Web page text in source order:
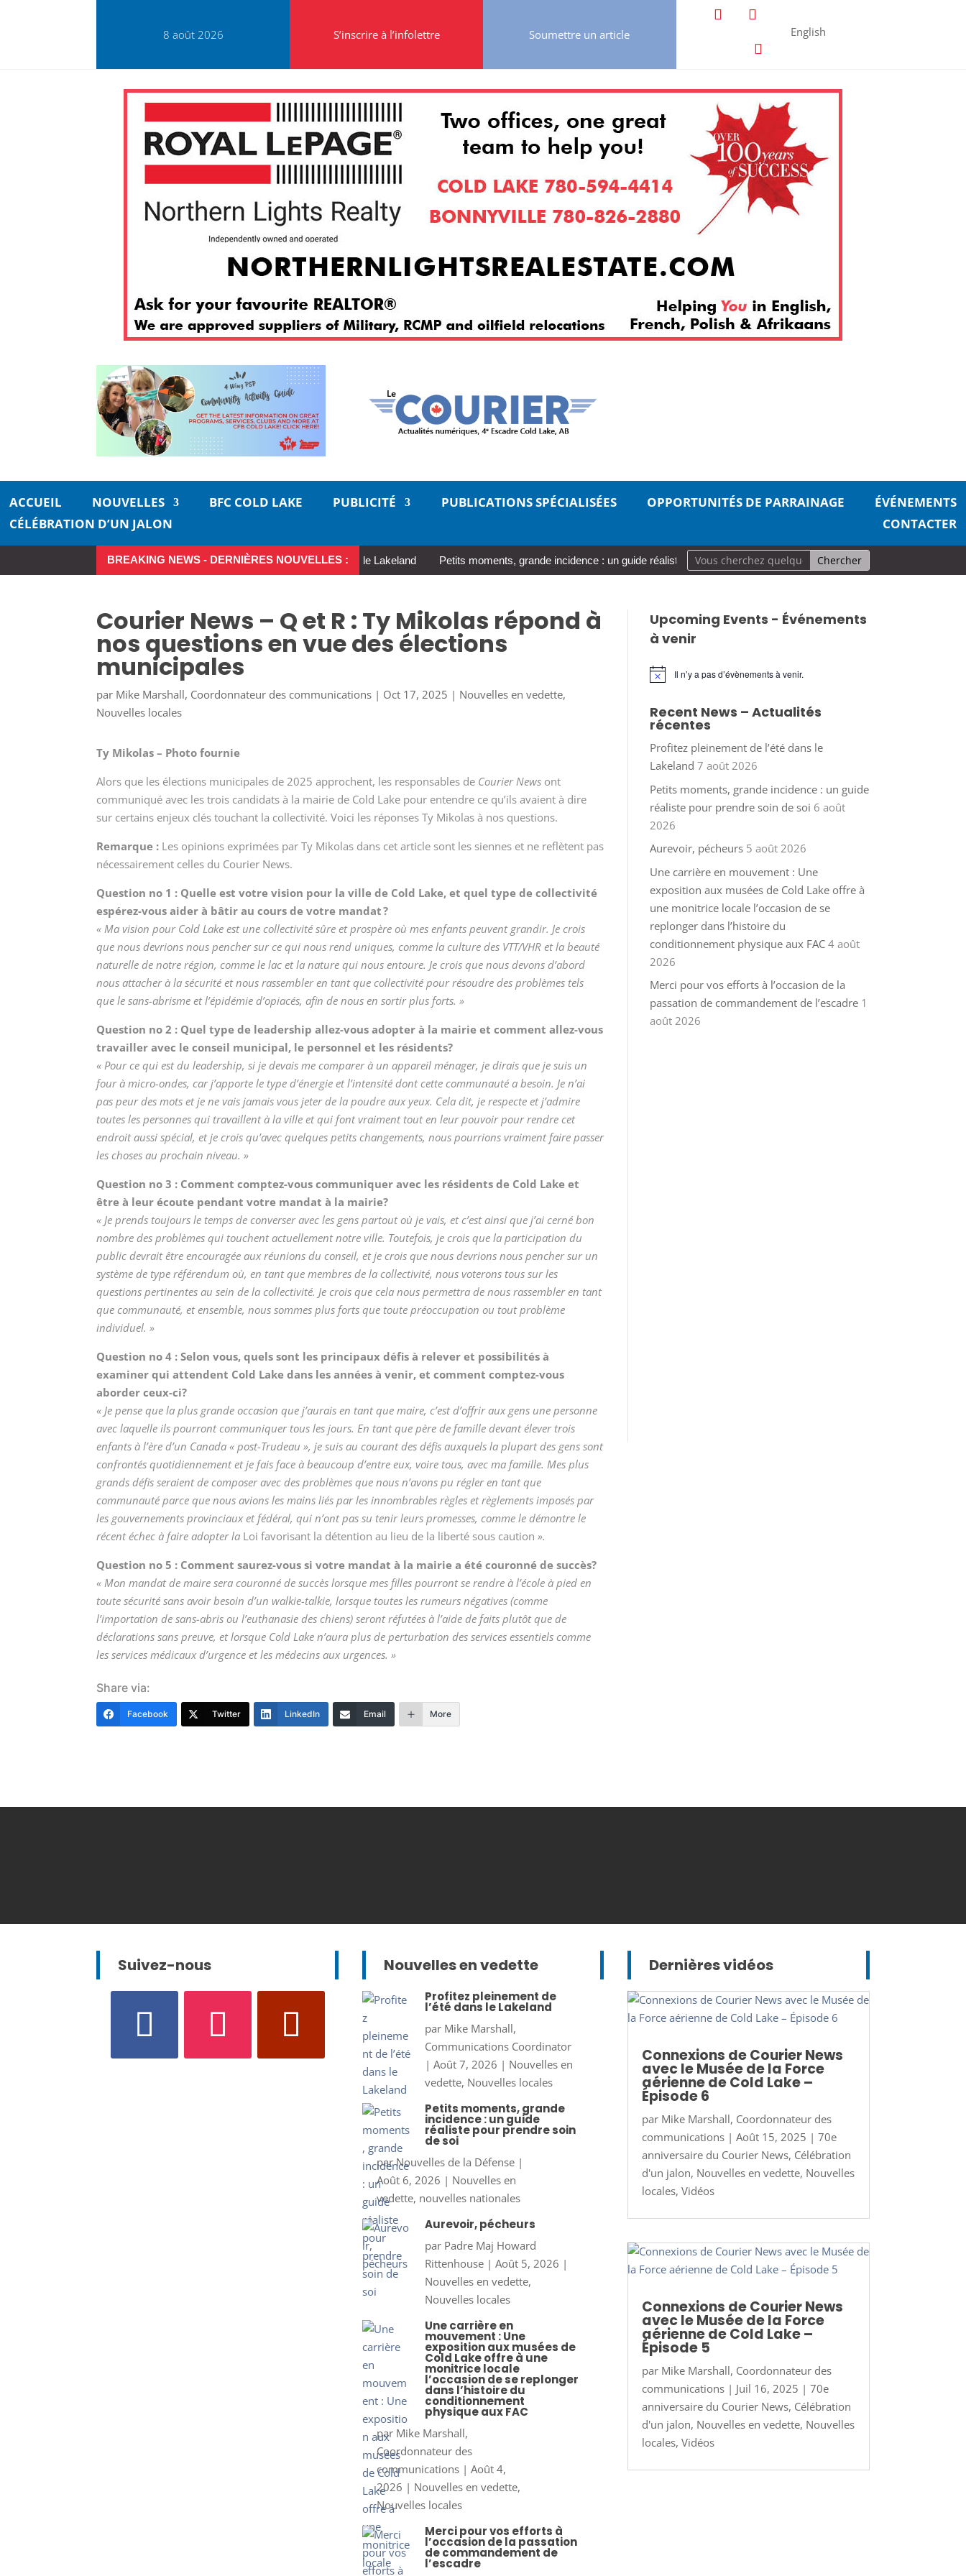
8 août 2026 S’inscrire à l’infolettre Soumettre un article English
ACCUEIL NOUVELLES BFC COLD LAKE PUBLICITÉ PUBLICATIONS SPÉCIALISÉES OPPORTUNITÉS DE PARRAINAGE
ÉVÉNEMENTS
CÉLÉBRATION D’UN JALON
CONTACTER
BREAKING NEWS - DERNIÈRES NOUVELLES :
Profitez pleinement de l’été dans le Lakeland Petits moments, grande incidence : un guide réaliste pour prendre soin de soi Aurevoir, pécheurs
Courier News – Q et R : Ty Mikolas répond à
nos questions en vue des élections
municipales
par Mike Marshall, Coordonnateur des communications | Oct 17, 2025 | Nouvelles en vedette,
Nouvelles locales
Ty Mikolas – Photo fournie
Alors que les élections municipales de 2025 approchent, les responsables de Courier News ont
communiqué avec les trois candidats à la mairie de Cold Lake pour entendre ce qu’ils avaient à dire
sur certains enjeux clés touchant la collectivité. Voici les réponses Ty Mikolas à nos questions.
Remarque : Les opinions exprimées par Ty Mikolas dans cet article sont les siennes et ne reflètent pas
nécessairement celles du Courier News.
Question no 1 : Quelle est votre vision pour la ville de Cold Lake, et quel type de collectivité
espérez-vous aider à bâtir au cours de votre mandat ?
« Ma vision pour Cold Lake est une collectivité sûre et prospère où mes enfants peuvent grandir. Je crois
que nous devrions nous pencher sur ce qui nous rend uniques, comme la culture des VTT/VHR et la beauté
naturelle de notre région, comme le lac et la nature qui nous entoure. Je crois que nous devons d’abord
nous attacher à la sécurité et nous rassembler en tant que collectivité pour résoudre des problèmes tels
que le sans-abrisme et l’épidémie d’opiacés, afin de nous en sortir plus forts. »
Question no 2 : Quel type de leadership allez-vous adopter à la mairie et comment allez-vous
travailler avec le conseil municipal, le personnel et les résidents?
« Pour ce qui est du leadership, si je devais me comparer à un appareil ménager, je dirais que je suis un
four à micro-ondes, car j’apporte le type d’énergie et l’intensité dont cette communauté a besoin. Je n’ai
pas peur des mots et je ne vais jamais vous jeter de la poudre aux yeux. Cela dit, je respecte et j’admire
toutes les personnes qui travaillent à la ville et qui font vraiment tout en leur pouvoir pour rendre cet
endroit aussi spécial, et je crois qu’avec quelques petits changements, nous pourrions vraiment faire passer
les choses au prochain niveau. »
Question no 3 : Comment comptez-vous communiquer avec les résidents de Cold Lake et
être à leur écoute pendant votre mandat à la mairie?
« Je prends toujours le temps de converser avec les gens partout où je vais, et c’est ainsi que j’ai cerné bon
nombre des problèmes qui touchent actuellement notre ville. Toutefois, je crois que la participation du
public devrait être encouragée aux réunions du conseil, et je crois que nous devrions nous pencher sur un
système de type référendum où, en tant que membres de la collectivité, nous voterons tous sur les
questions pertinentes au sein de la collectivité. Je crois que cela nous permettra de nous rassembler en tant
que communauté, et ensemble, nous sommes plus forts que toute préoccupation ou tout problème
individuel. »
Question no 4 : Selon vous, quels sont les principaux défis à relever et possibilités à
examiner qui attendent Cold Lake dans les années à venir, et comment comptez-vous
aborder ceux-ci?
« Je pense que la plus grande occasion que j’aurais en tant que maire, c’est d’offrir aux gens une personne
avec laquelle ils pourront communiquer tous les jours. En tant que père de famille devant élever trois
enfants à l’ère d’un Canada « post-Trudeau », je suis au courant des défis auxquels la plupart des gens sont
confrontés quotidiennement et je fais face à beaucoup d’entre eux, voire tous, avec ma famille. Mes plus
grands défis seraient de composer avec des problèmes que nous n’avons pu régler en tant que
communauté parce que nous avions les mains liés par les innombrables règles et règlements imposés par
les gouvernements provinciaux et fédéral, qui n’ont pas su tenir leurs promesses, comme le démontre le
récent échec à faire adopter la Loi favorisant la détention au lieu de la liberté sous caution ».
Question no 5 : Comment saurez-vous si votre mandat à la mairie a été couronné de succès?
« Mon mandat de maire sera couronné de succès lorsque mes filles pourront se rendre à l’école à pied en
toute sécurité sans avoir besoin d’un walkie-talkie, lorsque toutes les rumeurs négatives (comme
l’importation de sans-abris ou l’euthanasie des chiens) seront réfutées à l’aide de faits plutôt que de
déclarations sans preuve, et lorsque Cold Lake n’aura plus de perturbation des services essentiels comme
les services médicaux d’urgence et les médecins aux urgences. »
Share via:
Facebook Twitter LinkedIn Email More
Upcoming Events - Événements
à venir
Notice Il n’y a pas d’évènements à venir.
Recent News – Actualités
récentes
Profitez pleinement de l’été dans le
Lakeland 7 août 2026
Petits moments, grande incidence : un guide
réaliste pour prendre soin de soi 6 août
2026
Aurevoir, pécheurs 5 août 2026
Une carrière en mouvement : Une
exposition aux musées de Cold Lake offre à
une monitrice locale l’occasion de se
replonger dans l’histoire du
conditionnement physique aux FAC 4 août
2026
Merci pour vos efforts à l’occasion de la
passation de commandement de l’escadre 1
août 2026
Suivez-nous Nouvelles en vedette
Profitez pleinement de
l’été dans le Lakeland
par Mike Marshall,
Communications Coordinator
| Août 7, 2026 | Nouvelles en
vedette, Nouvelles locales
Petits moments, grande
incidence : un guide
réaliste pour prendre soin
de soi
parNouvelles de la Défense|
Août 6, 2026 | Nouvelles en
vedette, nouvelles nationales
Aurevoir, pécheurs
par Padre Maj Howard
Rittenhouse| Août 5, 2026 |
Nouvelles en vedette,
Nouvelles locales
Une carrière en
mouvement : Une
exposition aux musées de
Cold Lake offre à une
monitrice locale
l’occasion de se replonger
dans l’histoire du
conditionnement
physique aux FAC
par Mike Marshall,
Coordonnateur des
communications| Août 4,
2026 | Nouvelles en vedette,
Nouvelles locales
Merci pour vos efforts à
l’occasion de la passation
de commandement de
l’escadre
Dernières vidéos
Connexions de Courier News
avec le Musée de la Force
aérienne de Cold Lake –
Épisode 6
par Mike Marshall, Coordonnateur des
communications| Août 15, 2025 | 70e
anniversaire du Courier News, Célébration
d'un jalon, Nouvelles en vedette, Nouvelles
locales, Vidéos
Connexions de Courier News
avec le Musée de la Force
aérienne de Cold Lake –
Épisode 5
par Mike Marshall, Coordonnateur des
communications| Juil 16, 2025 | 70e
anniversaire du Courier News, Célébration
d'un jalon, Nouvelles en vedette, Nouvelles
locales, Vidéos